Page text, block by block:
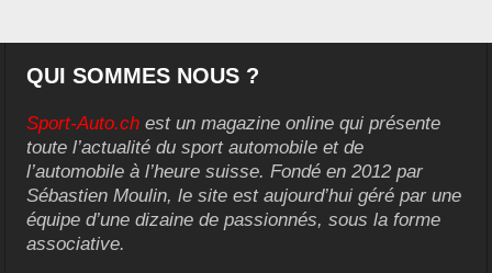
QUI SOMMES NOUS ?
Sport-Auto.ch est un magazine online qui présente
toute l’actualité du sport automobile et de
l’automobile à l’heure suisse. Fondé en 2012 par
Sébastien Moulin, le site est aujourd’hui géré par une
équipe d’une dizaine de passionnés, sous la forme
associative.